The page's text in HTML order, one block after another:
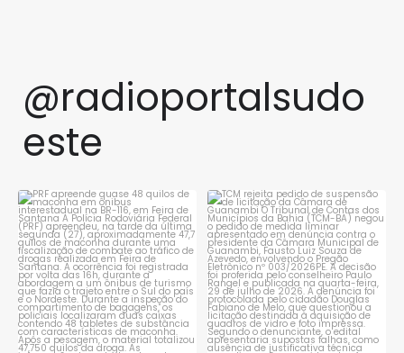
@radioportalsudo
este
PRF apreende quase 48 quilos
de maconha em ônibus...
1 0
TCM rejeita pedido de
suspensão de licitação da...
1 0